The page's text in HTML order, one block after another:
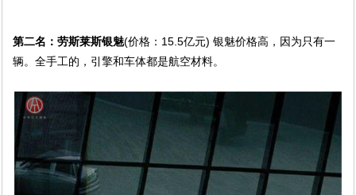
第二名：劳斯莱斯银魅(价格：15.5亿元) 银魅价格高，因为只有一
辆。全手工的，引擎和车体都是航空材料。